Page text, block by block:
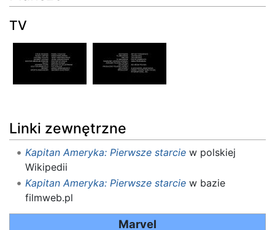
TV
Linki zewnętrzne
Kapitan Ameryka: Pierwsze starciew polskiej
Wikipedii
Kapitan Ameryka: Pierwsze starciew bazie
filmweb.pl
Marvel